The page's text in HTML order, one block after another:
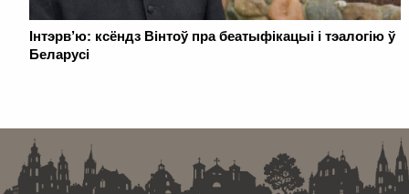
Інтэрв’ю: ксёндз Вінтоў пра беатыфікацыі і тэалогію ў
Беларусі